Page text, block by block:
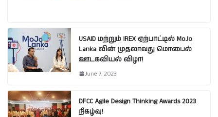
USAID மற்றும் IREX ஏற்பாட்டில் MoJo
Lanka வின் முதலாவது மொபைல்
ஊடகவியல் விழா!
June 7, 2023
DFCC Agile Design Thinking Awards 2023
நிகழ்வு!